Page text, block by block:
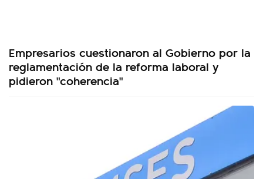
Empresarios cuestionaron al Gobierno por la
reglamentación de la reforma laboral y
pidieron "coherencia"